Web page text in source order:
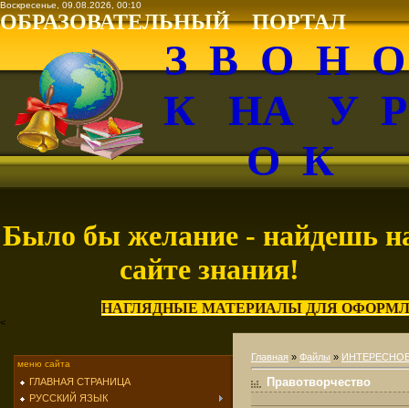
Воскресенье, 09.08.2026, 00:10
ОБРАЗОВАТЕЛЬНЫЙ ПОРТАЛ
З В О Н
К НА У
О К
Было бы желание - найдешь
сайте знания!
НАГЛЯДНЫЕ МАТЕРИАЛЫ ДЛЯ
<
меню сайта
ГЛАВНАЯ СТРАНИЦА
РУССКИЙ ЯЗЫК
Главная » Файлы »
Правотворчество